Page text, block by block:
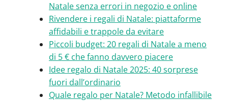
Natale senza errori in negozio e online
Rivendere i regali di Natale: piattaforme
affidabili e trappole da evitare
Piccoli budget: 20 regali di Natale a meno
di 5 € che fanno davvero piacere
Idee regalo di Natale 2025: 40 sorprese
fuori dall’ordinario
Quale regalo per Natale? Metodo infallibile